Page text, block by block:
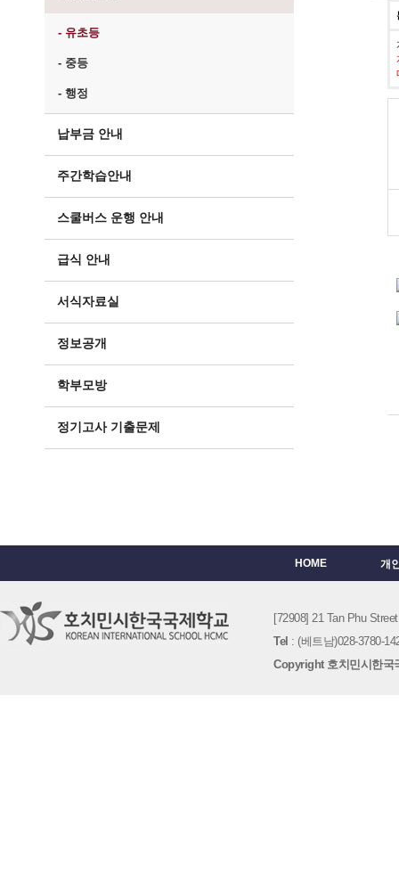
- 유초등
- 중등
- 행정
납부금 안내
주간학습안내
스쿨버스 운행 안내
급식 안내
서식자료실
정보공개
학부모방
정기고사 기출문제
HOME 개
[72908] 21 Tan Phu
Tel : (베트남)028-3780-
Copyright 호치민시한국